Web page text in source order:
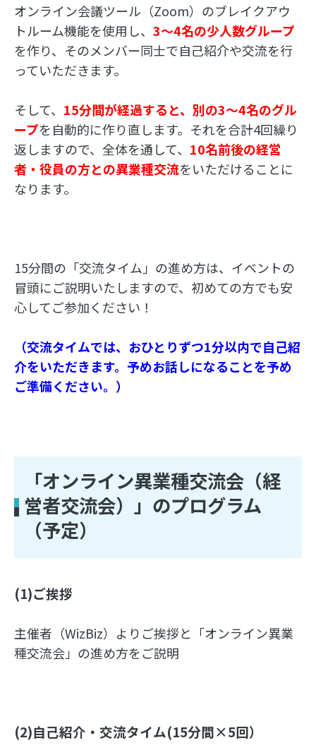
オンライン会議ツール（Zoom）のブレイクアウ
トルーム機能を使用し、 3～4名の少人数グループ
を作り、そのメンバー同士で自己紹介や交流を行
っていただきます。
そして、 15分間が経過すると、別の3～4名のグル
ープを自動的に作り直します。それを合計4回繰り
返しますので、全体を通して、 10名前後の経営
者・役員の方との異業種交流をいただけることに
なります。
15分間の「交流タイム」の進め方は、イベントの
冒頭にご説明いたしますので、初めての方でも安
心してご参加ください！
（交流タイムでは、おひとりずつ1分以内で自己紹
介をいただきます。予めお話しになることを予め
ご準備ください。）
「オンライン異業種交流会（経
営者交流会）」のプログラム
（予定）
(1)ご挨拶
主催者（WizBiz）よりご挨拶と「オンライン異業
種交流会」の進め方をご説明
(2)自己紹介・交流タイム(15分間×5回）